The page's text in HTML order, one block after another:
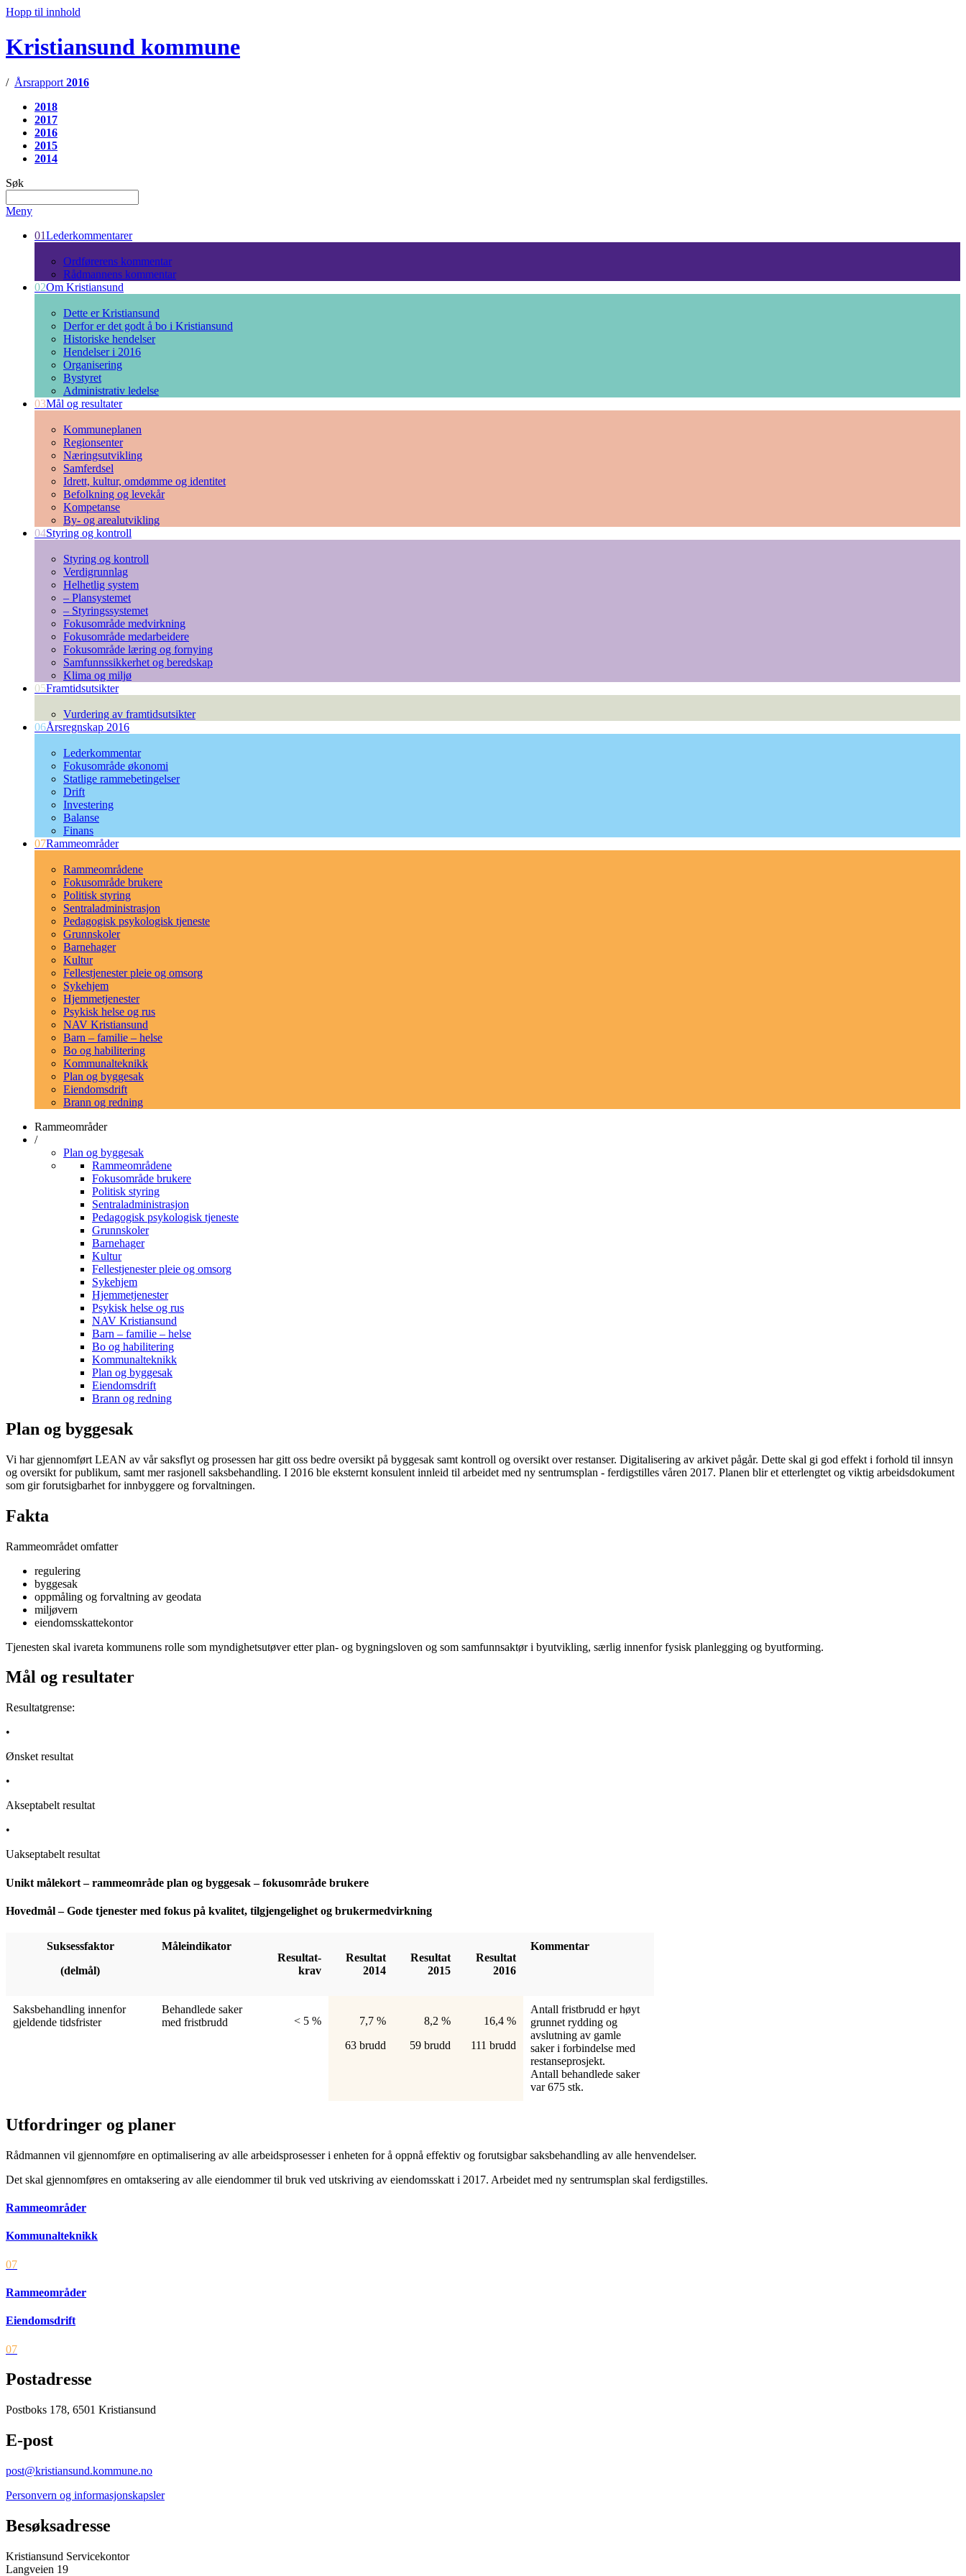
Hopp til innhold
Kristiansund kommune
/ Årsrapport 2016
2018
2017
2016
2015
2014
Søk
Meny
01Lederkommentarer
Ordførerens kommentar
Rådmannens kommentar
02Om Kristiansund
Dette er Kristiansund
Derfor er det godt å bo i Kristiansund
Historiske hendelser
Hendelser i 2016
Organisering
Bystyret
Administrativ ledelse
03Mål og resultater
Kommuneplanen
Regionsenter
Næringsutvikling
Samferdsel
Idrett, kultur, omdømme og identitet
Befolkning og levekår
Kompetanse
By- og arealutvikling
04Styring og kontroll
Styring og kontroll
Verdigrunnlag
Helhetlig system
– Plansystemet
– Styringssystemet
Fokusområde medvirkning
Fokusområde medarbeidere
Fokusområde læring og fornying
Samfunnssikkerhet og beredskap
Klima og miljø
05Framtidsutsikter
Vurdering av framtidsutsikter
06Årsregnskap 2016
Lederkommentar
Fokusområde økonomi
Statlige rammebetingelser
Drift
Investering
Balanse
Finans
07Rammeområder
Rammeområdene
Fokusområde brukere
Politisk styring
Sentraladministrasjon
Pedagogisk psykologisk tjeneste
Grunnskoler
Barnehager
Kultur
Fellestjenester pleie og omsorg
Sykehjem
Hjemmetjenester
Psykisk helse og rus
NAV Kristiansund
Barn – familie – helse
Bo og habilitering
Kommunalteknikk
Plan og byggesak
Eiendomsdrift
Brann og redning
Rammeområder
/
Plan og byggesak
Rammeområdene
Fokusområde brukere
Politisk styring
Sentraladministrasjon
Pedagogisk psykologisk tjeneste
Grunnskoler
Barnehager
Kultur
Fellestjenester pleie og omsorg
Sykehjem
Hjemmetjenester
Psykisk helse og rus
NAV Kristiansund
Barn – familie – helse
Bo og habilitering
Kommunalteknikk
Plan og byggesak
Eiendomsdrift
Brann og redning
Plan og byggesak
Vi har gjennomført LEAN av vår saksflyt og prosessen har gitt oss bedre oversikt på byggesak samt kontroll og oversikt over restanser. Digitalisering av arkivet pågår. Dette skal gi god effekt i forhold til innsyn
og oversikt for publikum, samt mer rasjonell saksbehandling. I 2016 ble eksternt konsulent innleid til arbeidet med ny sentrumsplan - ferdigstilles våren 2017. Planen blir et etterlengtet og viktig arbeidsdokument
som gir forutsigbarhet for innbyggere og forvaltningen.
Fakta
Rammeområdet omfatter
regulering
byggesak
oppmåling og forvaltning av geodata
miljøvern
eiendomsskattekontor
Tjenesten skal ivareta kommunens rolle som myndighetsutøver etter plan- og bygningsloven og som samfunnsaktør i byutvikling, særlig innenfor fysisk planlegging og byutforming.
Mål og resultater
Resultatgrense:
•
Ønsket resultat
•
Akseptabelt resultat
•
Uakseptabelt resultat
Unikt målekort – rammeområde plan og byggesak – fokusområde brukere
Hovedmål – Gode tjenester med fokus på kvalitet, tilgjengelighet og brukermedvirkning
Suksessfaktor
(delmål)
Måleindikator
Resultat-
krav
Resultat
2014
Resultat
2015
Resultat
2016
Kommentar
Saksbehandling innenfor
gjeldende tidsfrister
Behandlede saker
med fristbrudd
< 5 %
7,7 %
63 brudd
8,2 %
59 brudd
16,4 %
111 brudd
Antall fristbrudd er høyt
grunnet rydding og
avslutning av gamle
saker i forbindelse med
restanseprosjekt.
Antall behandlede saker
var 675 stk.
Utfordringer og planer
Rådmannen vil gjennomføre en optimalisering av alle arbeidsprosesser i enheten for å oppnå effektiv og forutsigbar saksbehandling av alle henvendelser.
Det skal gjennomføres en omtaksering av alle eiendommer til bruk ved utskriving av eiendomsskatt i 2017. Arbeidet med ny sentrumsplan skal ferdigstilles.
Rammeområder
Kommunalteknikk
07
Rammeområder
Eiendomsdrift
07
Postadresse
Postboks 178, 6501 Kristiansund
E-post
post@kristiansund.kommune.no
Personvern og informasjonskapsler
Besøksadresse
Kristiansund Servicekontor
Langveien 19